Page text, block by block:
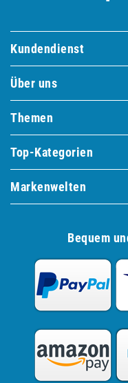
Kundendienst
Über uns
Themen
Top-Kategorien
Markenwelten
Bequem